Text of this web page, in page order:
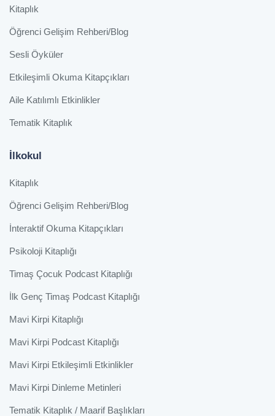
Kitaplık
Öğrenci Gelişim Rehberi/Blog
Sesli Öyküler
Etkileşimli Okuma Kitapçıkları
Aile Katılımlı Etkinlikler
Tematik Kitaplık
İlkokul
Kitaplık
Öğrenci Gelişim Rehberi/Blog
İnteraktif Okuma Kitapçıkları
Psikoloji Kitaplığı
Timaş Çocuk Podcast Kitaplığı
İlk Genç Timaş Podcast Kitaplığı
Mavi Kirpi Kitaplığı
Mavi Kirpi Podcast Kitaplığı
Mavi Kirpi Etkileşimli Etkinlikler
Mavi Kirpi Dinleme Metinleri
Tematik Kitaplık / Maarif Başlıkları